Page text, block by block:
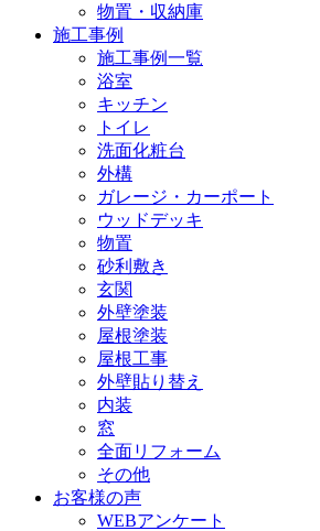
物置・収納庫
施工事例
施工事例一覧
浴室
キッチン
トイレ
洗面化粧台
外構
ガレージ・カーポート
ウッドデッキ
物置
砂利敷き
玄関
外壁塗装
屋根塗装
屋根工事
外壁貼り替え
内装
窓
全面リフォーム
その他
お客様の声
WEBアンケート